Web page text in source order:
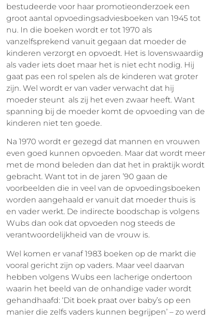
bestudeerde voor haar promotieonderzoek een
groot aantal opvoedingsadviesboeken van 1945 tot
nu. In die boeken wordt er tot 1970 als
vanzelfsprekend vanuit gegaan dat moeder de
kinderen verzorgt en opvoedt. Het is lovenswaardig
als vader iets doet maar het is niet echt nodig. Hij
gaat pas een rol spelen als de kinderen wat groter
zijn. Wel wordt er van vader verwacht dat hij
moeder steunt als zij het even zwaar heeft. Want
spanning bij de moeder komt de opvoeding van de
kinderen niet ten goede.
Na 1970 wordt er gezegd dat mannen en vrouwen
even goed kunnen opvoeden. Maar dat wordt meer
met de mond beleden dan dat het in praktijk wordt
gebracht. Want tot in de jaren ’90 gaan de
voorbeelden die in veel van de opvoedingsboeken
worden aangehaald er vanuit dat moeder thuis is
en vader werkt. De indirecte boodschap is volgens
Wubs dan ook dat opvoeden nog steeds de
verantwoordelijkheid van de vrouw is.
Wel komen er vanaf 1983 boeken op de markt die
vooral gericht zijn op vaders. Maar veel daarvan
hebben volgens Wubs een lacherige ondertoon
waarin het beeld van de onhandige vader wordt
gehandhaafd: ‘Dit boek praat over baby’s op een
manier die zelfs vaders kunnen begrijpen’ – zo werd